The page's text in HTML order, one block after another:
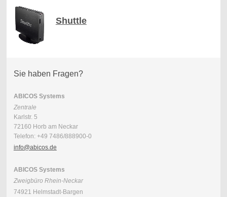
Shuttle
Sie haben Fragen?
ABICOS Systems
Zentrale
Karlstr. 5
72160 Horb am Neckar
Telefon: +49 7486/888900-0
info@abicos.de
ABICOS Systems
Zweigbüro Rhein-Neckar
74921 Helmstadt-Bargen